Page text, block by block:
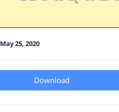
May 25, 2020
Download